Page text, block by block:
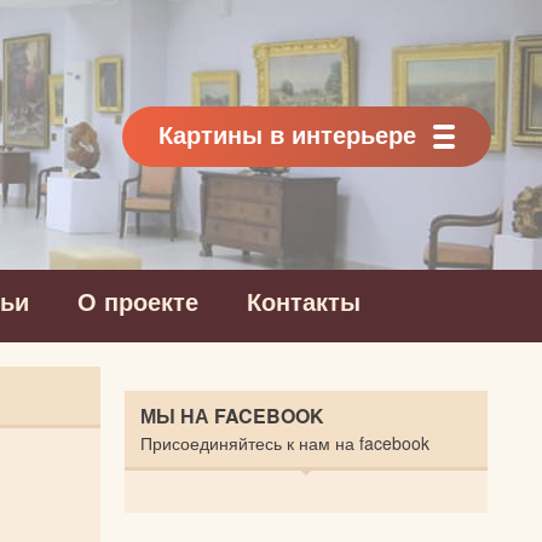
Картины в интерьере
О проекте Контакты
МЫ НА FACEBOOK
Присоединяйтесь к нам на facebook